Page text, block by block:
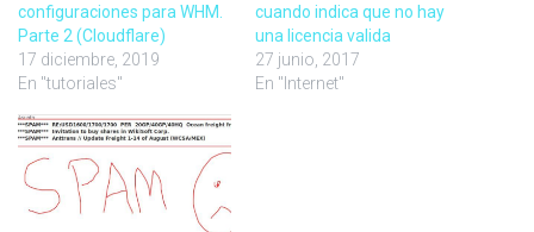
configuraciones para WHM.
Parte 2 (Cloudflare)
17 diciembre, 2019
En "tutoriales"
cuando indica que no hay
una licencia valida
27 junio, 2017
En "Internet"